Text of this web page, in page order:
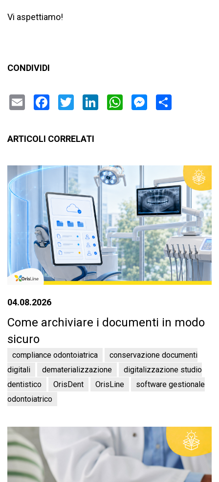
Vi aspettiamo!
CONDIVIDI
EmailFacebook
TwitterLinkedInWhatsApp
ARTICOLI CORRELATI
04.08.2026
Come archiviare i documenti in modo
sicuro
compliance odontoiatrica
conservazione documenti
digitali
dematerializzazione
digitalizzazione studio
dentistico
OrisDent OrisLine
software gestionale
odontoiatrico